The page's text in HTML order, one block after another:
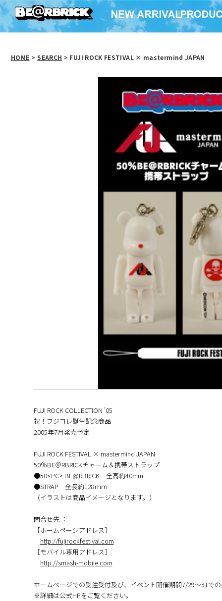
HOME > SEARCH > FUJI ROCK FESTIVAL × mastermind JAPAN
FUJI ROCK COLLECTION '05
祝！フジコレ誕生記念商品
2005年7月発売予定
FUJI ROCK FESTIVAL × mastermind JAPAN
50％BE＠RBRICKチャーム＆携帯ストラップ
●50<PC> BE@RBRICK 全高約40mm
●STRAP 全長約128ｍｍ
（イラストは商品イメージとなります。）
問合せ先 ：
［ホームページアドレス］
http://fujirockfestival.com
［モバイル専用アドレス］
http://smash-mobile.com
ホームページでの受注受付及び、イベント開催期間7/29～31で
※詳細は公式HPをご覧ください。